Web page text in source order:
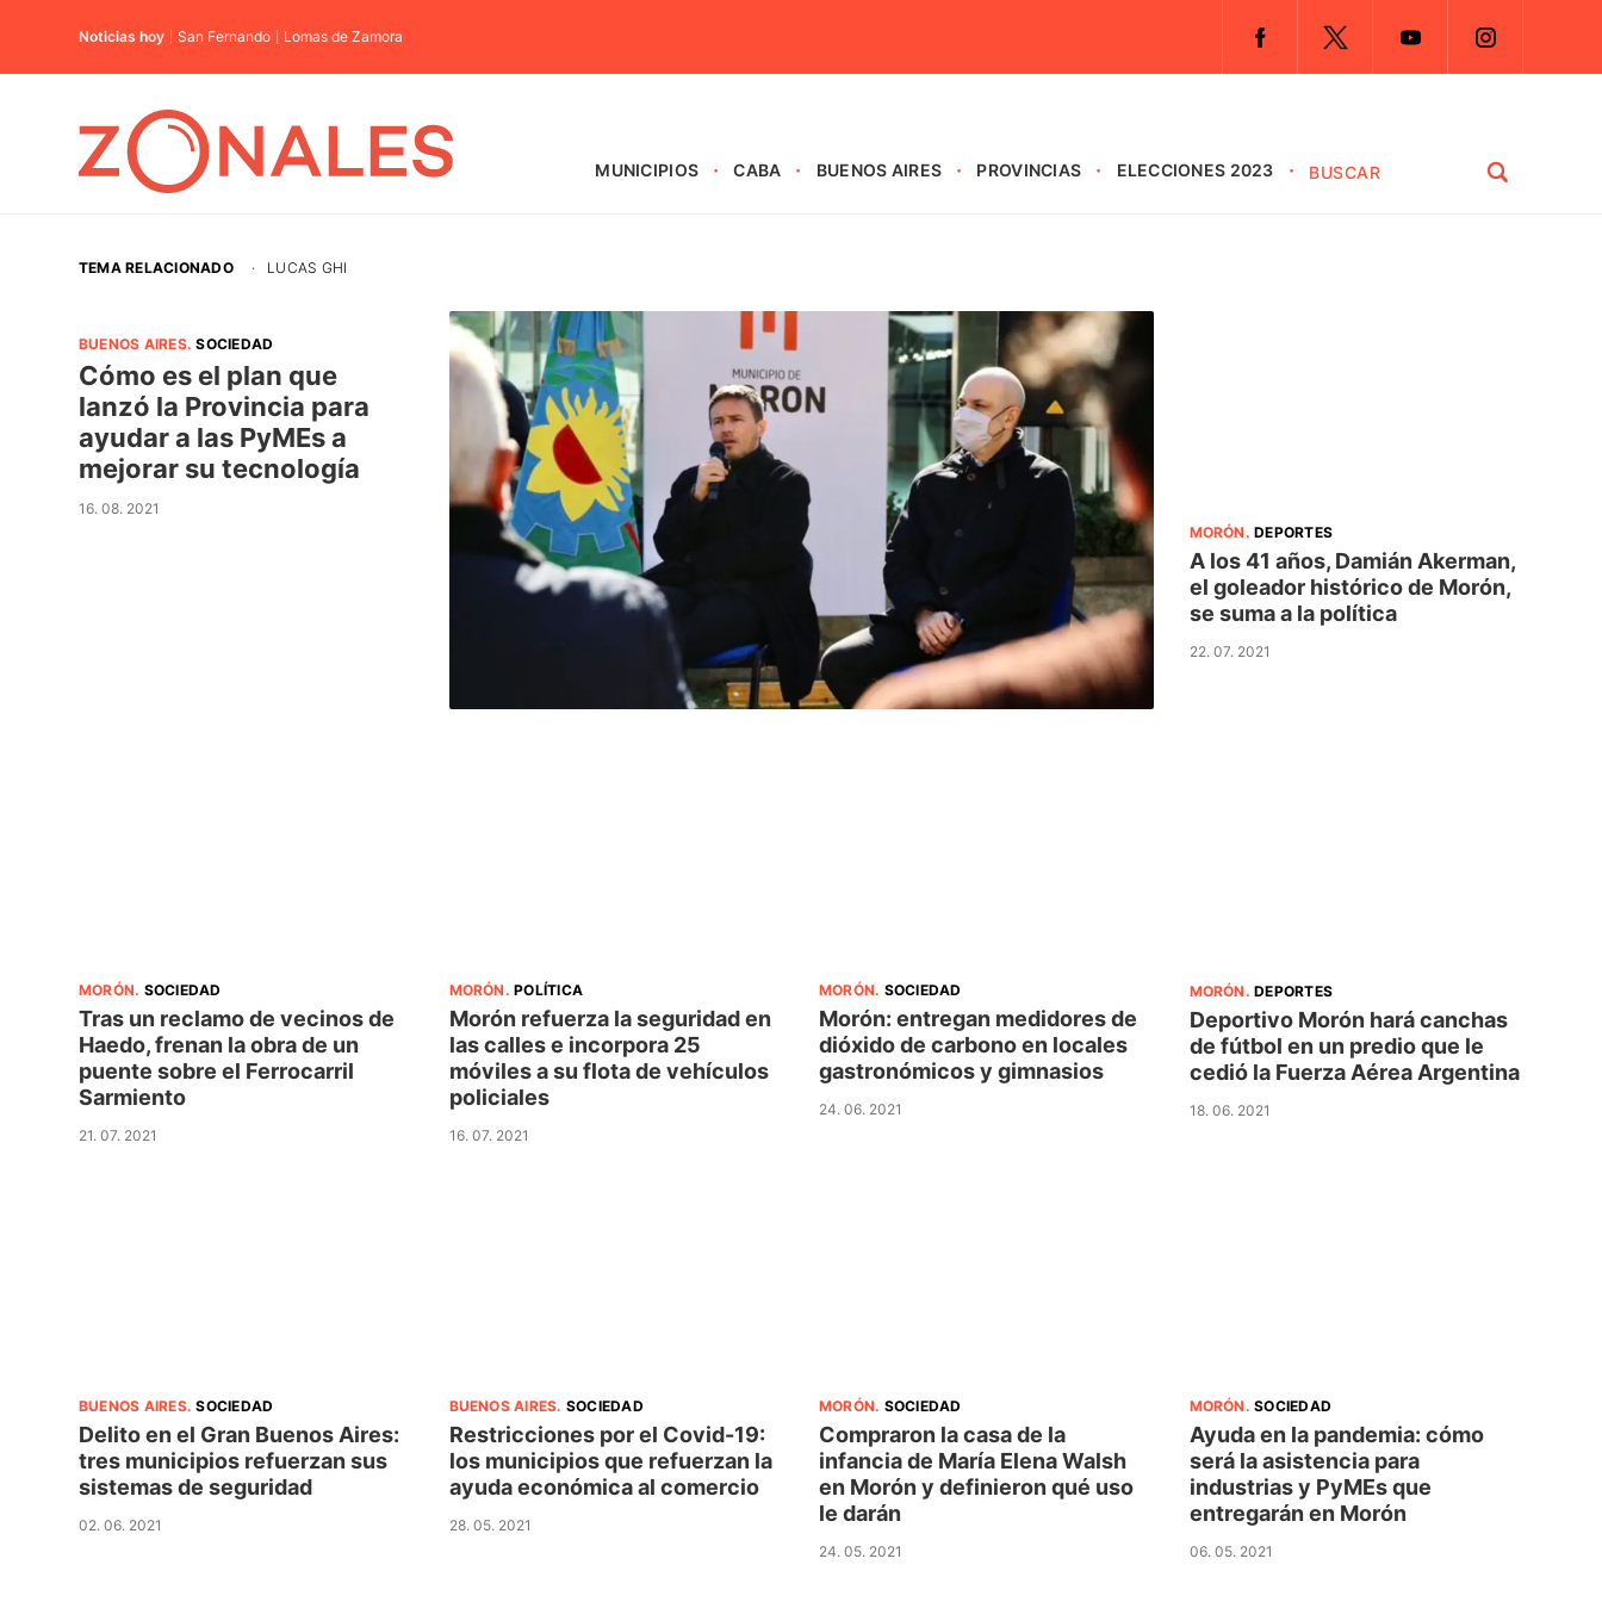
Noticias hoy San Fernando Lomas de Zamora
MUNICIPIOS CABA BUENOS AIRES PROVINCIAS ELECCIONES 2023
TEMA RELACIONADO · LUCAS GHI
BUENOS AIRES.SOCIEDAD
Cómo es el plan que
lanzó la Provincia para
ayudar a las PyMEs a
mejorar su tecnología
16. 08. 2021
MORÓN .DEPORTES
A los 41 años, Damián Akerman,
el goleador histórico de Morón,
se suma a la política
22. 07. 2021
MORÓN. SOCIEDAD
Tras un reclamo de vecinos de
Haedo, frenan la obra de un
puente sobre el Ferrocarril
Sarmiento
21. 07. 2021
MORÓN .POLÍTICA
Morón refuerza la seguridad en
las calles e incorpora 25
móviles a su flota de vehículos
policiales
16. 07. 2021
MORÓN. SOCIEDAD
Morón: entregan medidores de
dióxido de carbono en locales
gastronómicos y gimnasios
24. 06. 2021
MORÓN .DEPORTES
Deportivo Morón hará canchas
de fútbol en un predio que le
cedió la Fuerza Aérea Argentina
18. 06. 2021
BUENOS AIRES.SOCIEDAD
Delito en el Gran Buenos Aires:
tres municipios refuerzan sus
sistemas de seguridad
02. 06. 2021
BUENOS AIRES. SOCIEDAD
Restricciones por el Covid-19:
los municipios que refuerzan la
ayuda económica al comercio
28. 05. 2021
MORÓN. SOCIEDAD
Compraron la casa de la
infancia de María Elena Walsh
en Morón y definieron qué uso
le darán
24. 05. 2021
MORÓN .SOCIEDAD
Ayuda en la pandemia: cómo
será la asistencia para
industrias y PyMEs que
entregarán en Morón
06. 05. 2021